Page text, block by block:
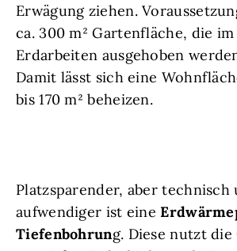
Erwägung ziehen.
ca. 300 m² Gartenfläche, die
Erdarbeiten ausgehoben
Damit lässt sich eine
bis 170 m² beheizen.
Platzsparender, aber
aufwendiger ist eine
Tiefenbohrung. Diese nutzt